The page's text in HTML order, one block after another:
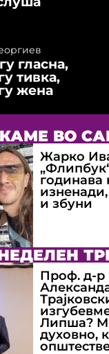
гласна,
тивка,
жена
ВО
Жарко
годинава
и збуни
Проф. д-р
Липша?
духовно,